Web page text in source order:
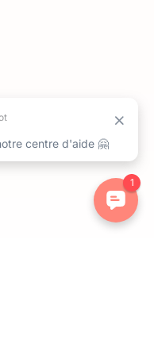
contrôler la manière dont